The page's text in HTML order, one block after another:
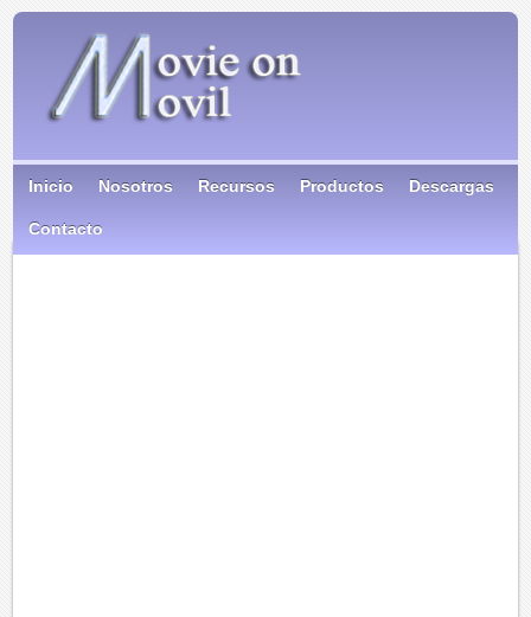
Inicio Nosotros Recursos Productos Descargas
Contacto